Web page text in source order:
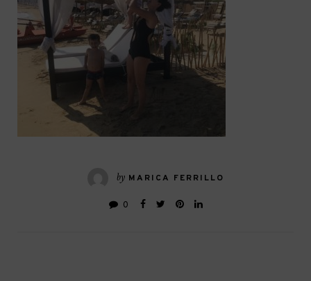
by MARICA FERRILLO
0